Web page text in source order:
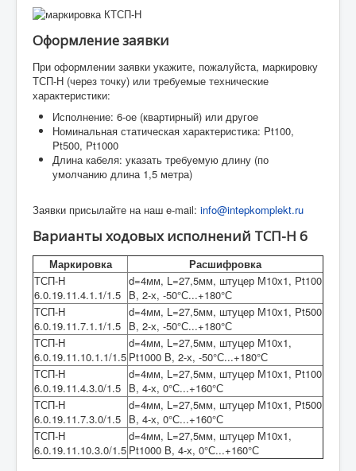
Оформление заявки
При оформлении заявки укажите, пожалуйста, маркировку
ТСП-Н (через точку) или требуемые технические
характеристики:
Исполнение: 6-ое (квартирный) или другое
Номинальная статическая характеристика: Pt100,
Pt500, Pt1000
Длина кабеля: указать требуемую длину (по
умолчанию длина 1,5 метра)
Заявки присылайте на наш e-mail: info@intepkomplekt.ru
Варианты ходовых исполнений ТСП-Н 6
Маркировка
Расшифровка
ТСП-Н
6.0.19.11.4.1.1/1.5
d=4мм, L=27,5мм, штуцер М10х1, Pt100
B, 2-х, -50°С...+180°С
ТСП-Н
6.0.19.11.7.1.1/1.5
d=4мм, L=27,5мм, штуцер М10х1, Pt500
B, 2-х, -50°С...+180°С
ТСП-Н
6.0.19.11.10.1.1/1.5
d=4мм, L=27,5мм, штуцер М10х1,
Pt1000 B, 2-х, -50°С...+180°С
ТСП-Н
6.0.19.11.4.3.0/1.5
d=4мм, L=27,5мм, штуцер М10х1, Pt100
B, 4-х, 0°С...+160°С
ТСП-Н
6.0.19.11.7.3.0/1.5
d=4мм, L=27,5мм, штуцер М10х1, Pt500
B, 4-х, 0°С...+160°С
ТСП-Н
6.0.19.11.10.3.0/1.5
d=4мм, L=27,5мм, штуцер М10х1,
Pt1000 B, 4-х, 0°С...+160°С